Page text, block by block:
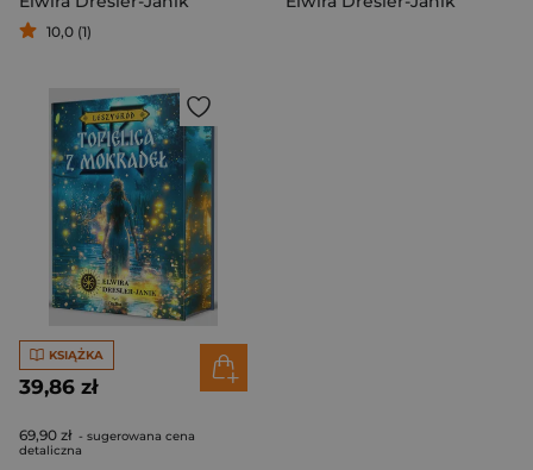
10,0 (1)
KSIĄŻKA
39,86 zł
69,90 zł - sugerowana cena
detaliczna